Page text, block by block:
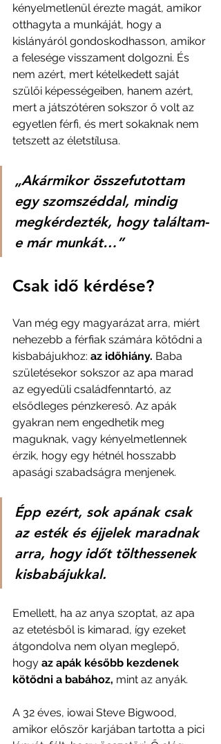
kényelmetlenül érezte magát, amikor
otthagyta a munkáját, hogy a
kislányáról gondoskodhasson, amikor
a felesége visszament dolgozni. És
nem azért, mert kételkedett saját
szülői képességeiben, hanem azért,
mert a játszótéren sokszor ő volt az
egyetlen férfi, és mert sokaknak nem
tetszett az életstílusa.
„Akármikor összefutottam
egy szomszéddal, mindig
megkérdezték, hogy találtam-
e már munkát…”
Csak idő kérdése?
Van még egy magyarázat arra, miért
nehezebb a férfiak számára kötődni a
kisbabájukhoz: az időhiány. Baba
születésekor sokszor az apa marad
az egyedüli családfenntartó, az
elsődleges pénzkereső. Az apák
gyakran nem engedhetik meg
maguknak, vagy kényelmetlennek
érzik, hogy egy hétnél hosszabb
apasági szabadságra menjenek.
Épp ezért, sok apának csak
az esték és éjjelek maradnak
arra, hogy időt tölthessenek
kisbabájukkal.
Emellett, ha az anya szoptat, az apa
az etetésből is kimarad, így ezeket
átgondolva nem olyan meglepő,
hogy az apák később kezdenek
kötődni a babához, mint az anyák.
A 32 éves, iowai Steve Bigwood,
amikor először karjában tartotta a pici